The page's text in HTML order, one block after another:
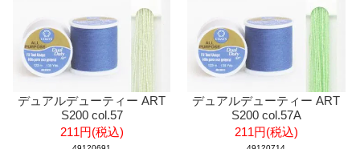
デュアルデューティー ART
S200 col.57
211円(税込)
デュアルデューティー ART
S200 col.57A
211円(税込)